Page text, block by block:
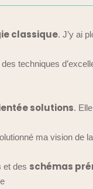
classique. J’y ai
techniques
solutions.
ma vision de
et des schémas